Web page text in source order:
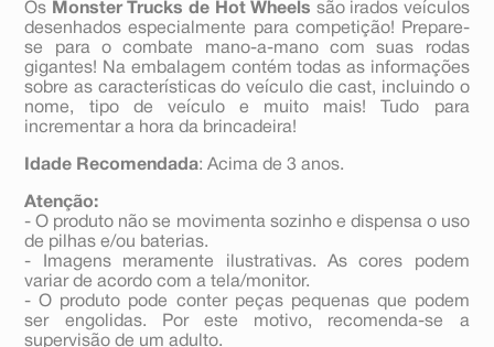
Os Monster Trucks de Hot Wheels são irados veículos
desenhados especialmente para competição! Prepare-
se para o combate mano-a-mano com suas rodas
gigantes! Na embalagem contém todas as informações
sobre as características do veículo die cast, incluindo o
nome, tipo de veículo e muito mais! Tudo para
incrementar a hora da brincadeira!
Idade Recomendada: Acima de 3 anos.
Atenção:
- O produto não se movimenta sozinho e dispensa o uso
de pilhas e/ou baterias.
- Imagens meramente ilustrativas. As cores podem
variar de acordo com a tela/monitor.
- O produto pode conter peças pequenas que podem
ser engolidas. Por este motivo, recomenda-se a
supervisão de um adulto.